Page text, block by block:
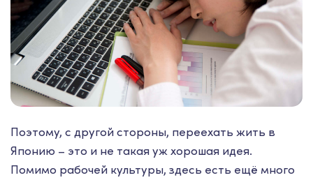
Поэтому, с другой стороны, переехать жить в
Японию – это и не такая уж хорошая идея.
Помимо рабочей культуры, здесь есть ещё много